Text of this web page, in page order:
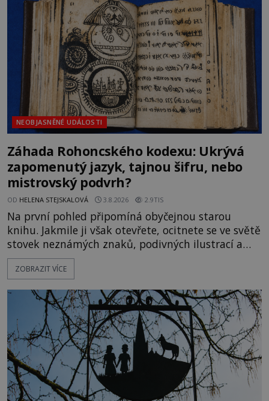
na legendě něco pravdy, nebo jde jen o fascinující
souhru okolností? Když antropolog Michail
Gerasimov (1907-1970) a
NEOBJASNĚNÉ UDÁLOSTI
Záhada Rohoncského kodexu: Ukrývá
zapomenutý jazyk, tajnou šifru, nebo
mistrovský podvrh?
OD HELENA STEJSKALOVÁ 3.8.2026 2.9TIS
Na první pohled připomíná obyčejnou starou
knihu. Jakmile ji však otevřete, ocitnete se ve světě
stovek neznámých znaků, podivných ilustrací a
textu, který už téměř dvě století vzdoruje všem
pokusům o rozluštění. Rohoncský kodex patří mezi
jistotou neví, kdo jej napsal, kdy vznikl ani co
vlastně vypráví. Rohoncský kodex se poprvé
objevuje v roce
ZOBRAZIT VÍCE